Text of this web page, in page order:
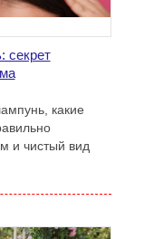
секрет
какие
и чистый вид